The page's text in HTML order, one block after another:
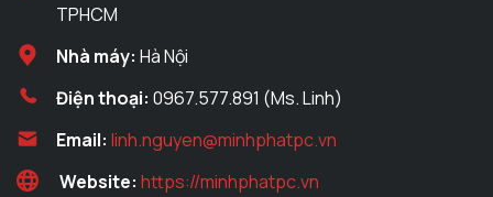
TPHCM
Nhà máy: Hà Nội
Điện thoại: 0967.577.891 (Ms. Linh)
Email: linh.nguyen@minhphatpc.vn
Website: https://minhphatpc.vn